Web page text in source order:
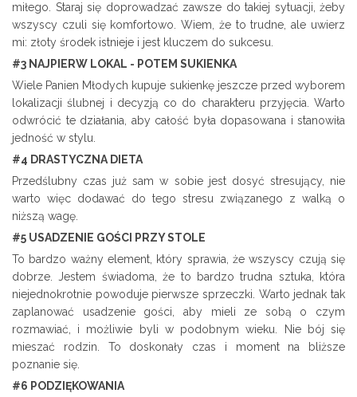
miłego. Staraj się doprowadzać zawsze do takiej sytuacji, żeby
wszyscy czuli się komfortowo. Wiem, że to trudne, ale uwierz
mi: złoty środek istnieje i jest kluczem do sukcesu.
#3 NAJPIERW LOKAL - POTEM SUKIENKA
Wiele Panien Młodych kupuje sukienkę jeszcze przed wyborem
lokalizacji ślubnej i decyzją co do charakteru przyjęcia. Warto
odwrócić te działania, aby całość była dopasowana i stanowiła
jedność w stylu.
#4 DRASTYCZNA DIETA
Przedślubny czas już sam w sobie jest dosyć stresujący, nie
warto więc dodawać do tego stresu związanego z walką o
niższą wagę.
#5 USADZENIE GOŚCI PRZY STOLE
To bardzo ważny element, który sprawia, że wszyscy czują się
dobrze. Jestem świadoma, że to bardzo trudna sztuka, która
niejednokrotnie powoduje pierwsze sprzeczki. Warto jednak tak
zaplanować usadzenie gości, aby mieli ze sobą o czym
rozmawiać, i możliwie byli w podobnym wieku. Nie bój się
mieszać rodzin. To doskonały czas i moment na bliższe
poznanie się.
#6 PODZIĘKOWANIA